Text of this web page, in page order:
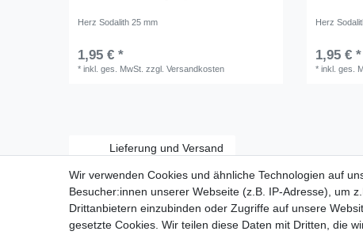
Herz Sodalith 25 mm
1,95 € *
*inkl. ges. MwSt. zzgl.Versandkosten
Herz
1,95 € *
*inkl. ges.
Lieferung und Versand
Zahlungsarten:
Wir verwenden Cookies und ähnliche Technologien auf
Besucher:innen unserer Webseite (z.B. IP-Adresse), um
Drittanbietern einzubinden oder Zugriffe auf unsere
gesetzte Cookies. Wir teilen diese Daten mit Dritten, die